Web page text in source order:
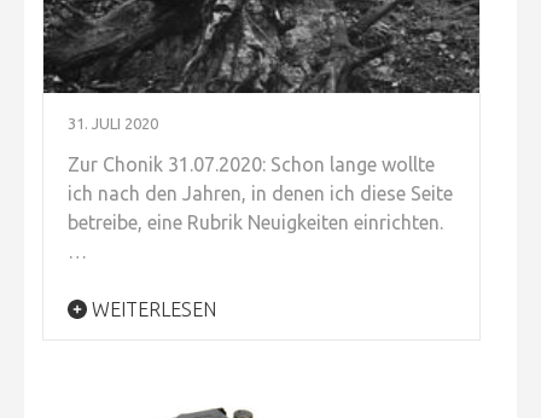
31. JULI 2020
Zur Chonik 31.07.2020: Schon lange wollte
ich nach den Jahren, in denen ich diese Seite
betreibe, eine Rubrik Neuigkeiten einrichten.
…
WEITERLESEN